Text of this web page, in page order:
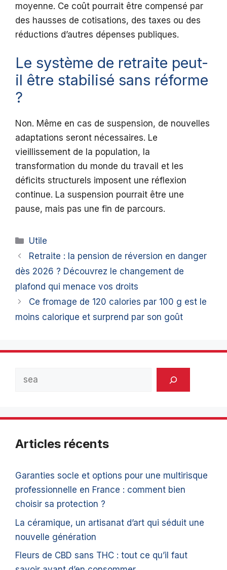
moyenne. Ce coût pourrait être compensé par
des hausses de cotisations, des taxes ou des
réductions d’autres dépenses publiques.
Le système de retraite peut-
il être stabilisé sans réforme
?
Non. Même en cas de suspension, de nouvelles
adaptations seront nécessaires. Le
vieillissement de la population, la
transformation du monde du travail et les
déficits structurels imposent une réflexion
continue. La suspension pourrait être une
pause, mais pas une fin de parcours.
Catégories
Utile
Retraite : la pension de réversion en danger
dès 2026 ? Découvrez le changement de
plafond qui menace vos droits
Ce fromage de 120 calories par 100 g est le
moins calorique et surprend par son goût
Articles récents
Garanties socle et options pour une multirisque
professionnelle en France : comment bien
choisir sa protection ?
La céramique, un artisanat d’art qui séduit une
nouvelle génération
Fleurs de CBD sans THC : tout ce qu’il faut